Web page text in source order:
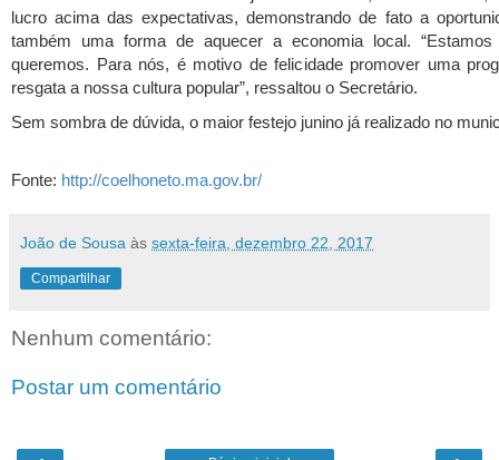
lucro acima das expectativas, demonstrando de fato a
também uma forma de aquecer a economia local.
queremos. Para nós, é motivo de felicidade promover uma
resgata a nossa cultura popular”, ressaltou o Secretário.
Sem sombra de dúvida, o maior festejo junino já realizado no
Fonte: http://coelhoneto.ma.gov.br/
João de Sousa às sexta-feira, dezembro 22, 2017
Compartilhar
Nenhum comentário:
Postar um comentário